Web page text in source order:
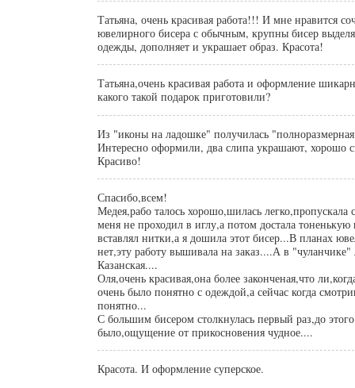
Татьяна, очень красивая работа!!! И мне нравится сочетание
ювелирного бисера с обычным, крупны бисер
одежды, дополняет и украшает образ. Красота!
Татьяна,очень красивая работа и оформление
какого такой подарок приготовили?
Из "иконы на ладошке" получилась
Интересно оформили, два слипа украшают, хорошо
Красиво!
Спасибо,всем!
Медея,рабо талось хорошо,шилась легко,пропускала
меня не проходил в иглу,а потом достала
вставлял нитки,а я дошила этот бисер...В планах
нет,эту работу вышивала на заказ....А в
Казанская....
Оля,очень красивая,она более законченая,что
очень было понятно с одеждой,а сейчас когда
понятно...
С большим бисером столкнулась первый раз,до
было,ощущение от прикосновения чудное....
Красота. И оформление суперское.